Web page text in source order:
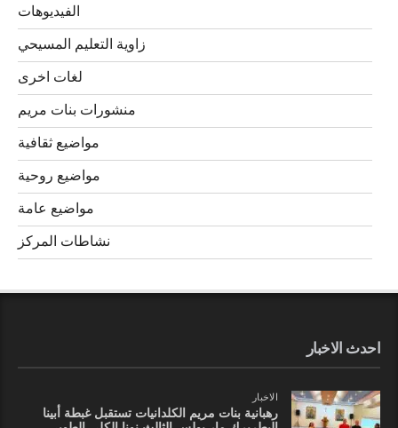
الفيديوهات
زاوية التعليم المسيحي
لغات اخرى
منشورات بنات مريم
مواضيع ثقافية
مواضيع روحية
مواضيع عامة
نشاطات المركز
احدث الاخبار
الاخبار
رهبانية بنات مريم الكلدانيات تستقبل غبطة أبينا